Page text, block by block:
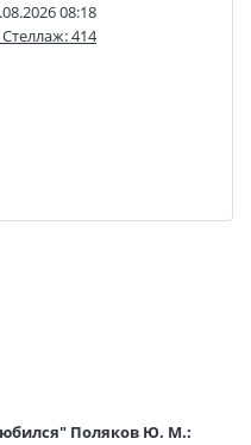
08:18
414
Поляков Ю. М.: